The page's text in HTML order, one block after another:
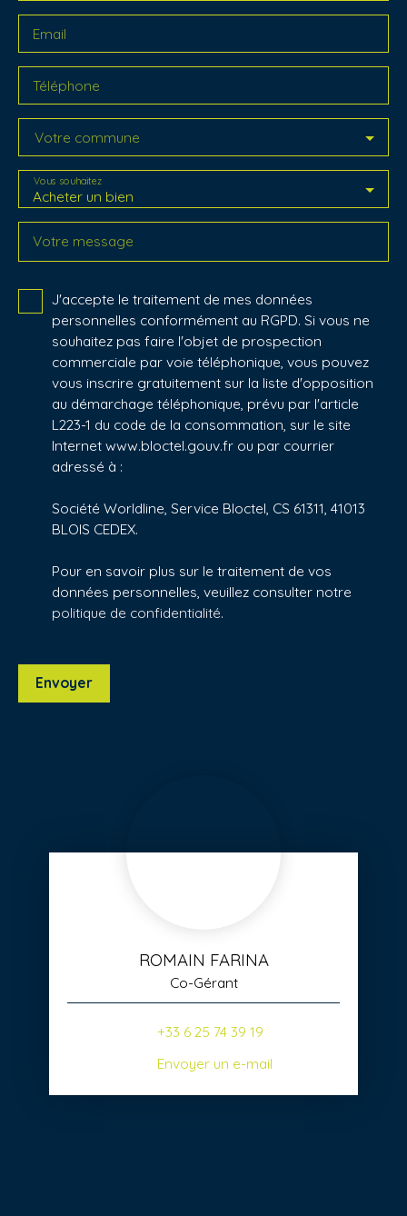
Email
Téléphone
Votre commune
Acheter un bien
Vous souhaitez
Votre message
J'accepte le traitement de mes données
personnelles conformément au RGPD. Si vous ne
souhaitez pas faire l'objet de prospection
commerciale par voie téléphonique, vous pouvez
vous inscrire gratuitement sur la liste d'opposition
au démarchage téléphonique, prévu par l'article
L223-1 du code de la consommation, sur le site
Internet www.bloctel.gouv.fr ou par courrier
adressé à :
Société Worldline, Service Bloctel, CS 61311, 41013
BLOIS CEDEX.
Pour en savoir plus sur le traitement de vos
données personnelles, veuillez consulter notre
politique de confidentialité.
Envoyer
ROMAIN FARINA
Co-Gérant
+33 6 25 74 39 19
Envoyer un e-mail